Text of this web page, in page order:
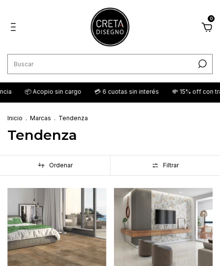
0
📦 Acopio sin cargo 💳 6 cuotas sin interés 💸 15% off con
Inicio . Marcas . Tendenza
Tendenza
Ordenar Filtrar